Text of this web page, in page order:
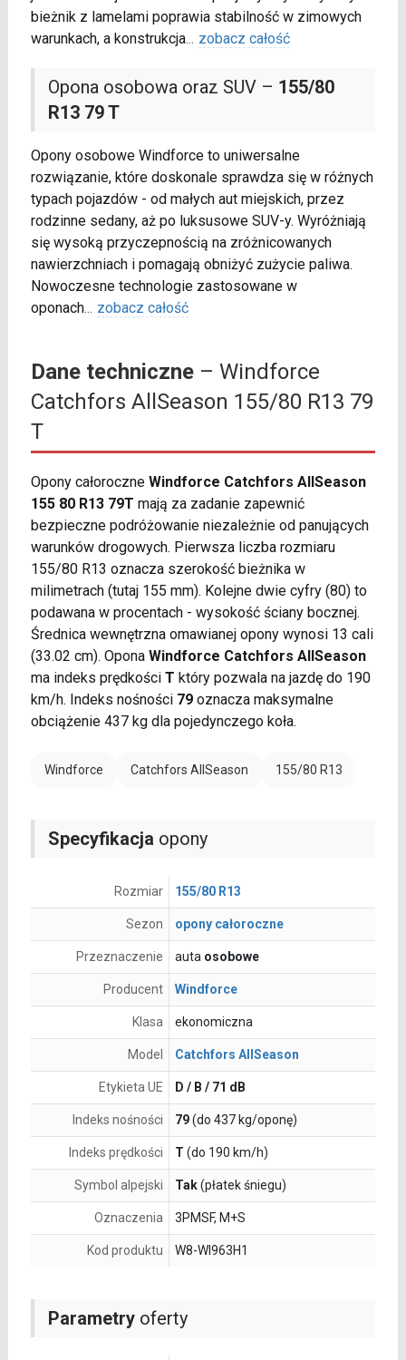
bieżnik z lamelami poprawia stabilność w zimowych
warunkach, a konstrukcja... zobacz całość
Opona osobowa oraz SUV – 155/80
R13 79 T
Opony osobowe Windforce to uniwersalne
rozwiązanie, które doskonale sprawdza się w różnych
typach pojazdów - od małych aut miejskich, przez
rodzinne sedany, aż po luksusowe SUV-y. Wyróżniają
się wysoką przyczepnością na zróżnicowanych
nawierzchniach i pomagają obniżyć zużycie paliwa.
Nowoczesne technologie zastosowane w
oponach... zobacz całość
Dane techniczne– Windforce
Catchfors AllSeason 155/80 R13 79
T
Opony całoroczne Windforce Catchfors AllSeason
155 80 R13 79T mają za zadanie zapewnić
bezpieczne podróżowanie niezależnie od panujących
warunków drogowych. Pierwsza liczba rozmiaru
155/80 R13 oznacza szerokość bieżnika w
milimetrach (tutaj 155 mm). Kolejne dwie cyfry (80) to
podawana w procentach - wysokość ściany bocznej.
Średnica wewnętrzna omawianej opony wynosi 13 cali
(33.02 cm). Opona Windforce Catchfors AllSeason
ma indeks prędkości T który pozwala na jazdę do 190
km/h. Indeks nośności 79oznacza maksymalne
obciążenie 437 kg dla pojedynczego koła.
Windforce Catchfors AllSeason 155/80 R13
Parametryoferty
Specyfikacja opony
Rozmiar 155/80 R13
Sezon opony całoroczne
Przeznaczenie auta osobowe
Producent Windforce
Klasa ekonomiczna
Model Catchfors AllSeason
Etykieta UE D / B / 71 dB
Indeks nośności 79(do 437 kg/oponę)
Indeks prędkości T (do 190 km/h)
Symbol alpejski Tak(płatek śniegu)
Oznaczenia 3PMSF, M+S
Kod produktu W8-WI963H1